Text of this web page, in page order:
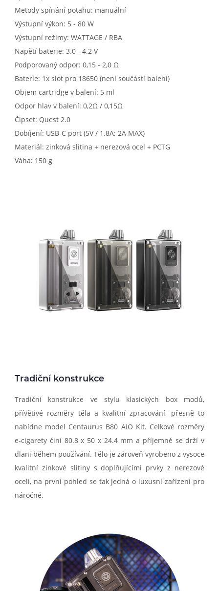
Metody spínání potahu: manuální
Výstupní výkon: 5 - 80 W
Výstupní režimy: WATTAGE / RBA
Napětí baterie: 3.0 - 4.2 V
Podporovaný odpor: 0,15 - 2,0 Ω
Baterie: 1x slot pro 18650 (není součástí balení)
Objem cartridge v balení: 5 ml
Odpor hlav v balení: 0,2Ω / 0,15Ω
Čipset: Quest 2.0
Dobíjení: USB-C port (5V / 1.8A; 2A MAX)
Materiál: zinková slitina + nerezová ocel + PCTG
Váha: 150 g
Tradiční konstrukce
Tradiční konstrukce ve stylu klasických box modů,
přívětivé rozměry těla a kvalitní zpracování, přesně to
nabídne model Centaurus B80 AIO Kit. Celkové rozměry
e-cigarety činí 80.8 x 50 x 24.4 mm a příjemně se drží v
dlani během používání. Tělo je zároveň vyrobeno z vysoce
kvalitní zinkové slitiny s doplňujícími prvky z nerezové
oceli, na první pohled se tak jedná o luxusní zařízení pro
náročné.